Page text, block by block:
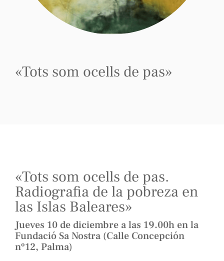
«Tots som ocells de pas»
«Tots som ocells de pas.
Radiografia de la pobreza en
las Islas Baleares»
Jueves 10 de diciembre a las 19.00h en la
Fundació Sa Nostra (Calle Concepción
nº12, Palma)